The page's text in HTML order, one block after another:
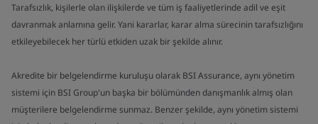
Tarafsızlık, kişilerle olan ilişkilerde ve tüm iş faaliyetlerinde adil ve eşit
davranmak anlamına gelir. Yani kararlar, karar alma sürecinin tarafsızlığını
etkileyebilecek her türlü etkiden uzak bir şekilde alınır.
Akredite bir belgelendirme kuruluşu olarak BSI Assurance, aynı yönetim
sistemi için BSI Group'un başka bir bölümünden danışmanlık almış olan
müşterilere belgelendirme sunmaz. Benzer şekilde, aynı yönetim sistemi